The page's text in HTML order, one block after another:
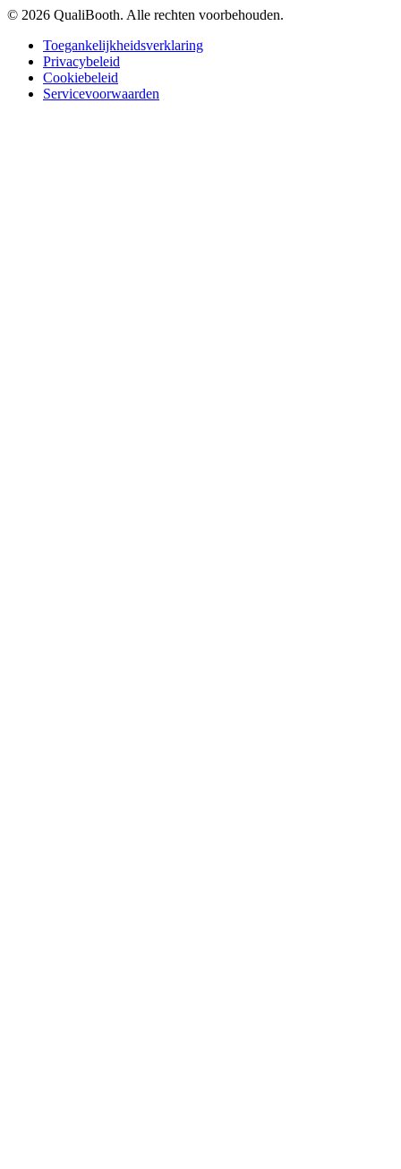
© 2026 QualiBooth. Alle rechten voorbehouden.
Toegankelijkheidsverklaring
Privacybeleid
Cookiebeleid
Servicevoorwaarden